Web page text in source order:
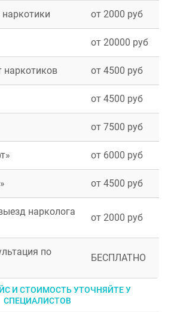
от 2000 руб
от 20000 руб
наркотиков от 4500 руб
от 4500 руб
от 7500 руб
от 6000 руб
от 4500 руб
нарколога
от 2000 руб
по
БЕСПЛАТНО
И СТОИМОСТЬ УТОЧНЯЙТЕ У
СПЕЦИАЛИСТОВ